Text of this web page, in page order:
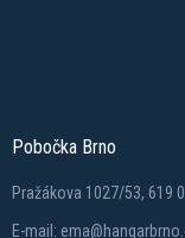
Pobočka Brno
Pražákova 1027/53, 619
E-mail: